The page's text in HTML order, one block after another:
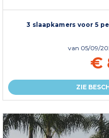
3 slaapkamers voor 5
van 05/09/
€
ZIE